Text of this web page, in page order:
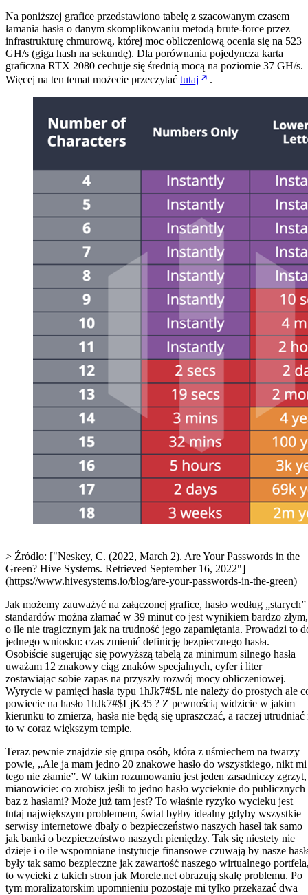
Na poniższej grafice przedstawiono tabelę z szacowanym czasem
łamania hasła o danym skomplikowaniu metodą brute-force przez
infrastrukturę chmurową, której moc obliczeniową ocenia się na 523
GH/s (giga hash na sekundę). Dla porównania pojedyncza karta
graficzna RTX 2080 cechuje się średnią mocą na poziomie 37 GH/s.
Więcej na ten temat możecie przeczytać tutaj .
> Źródło: ["Neskey, C. (2022, March 2). Are Your Passwords in the
Green? Hive Systems. Retrieved September 16, 2022"]
(https://www.hivesystems.io/blog/are-your-passwords-in-the-green)
Jak możemy zauważyć na załączonej grafice, hasło według „starych”
standardów można złamać w 39 minut co jest wynikiem bardzo złym,
o ile nie tragicznym jak na trudność jego zapamiętania. Prowadzi to
jednego wniosku: czas zmienić definicję bezpiecznego hasła.
Osobiście sugerując się powyższą tabelą za minimum silnego hasła
uważam 12 znakowy ciąg znaków specjalnych, cyfer i liter
zostawiając sobie zapas na przyszły rozwój mocy obliczeniowej.
Wyrycie w pamięci hasła typu 1hJk7#$L nie należy do prostych ale
powiecie na hasło 1hJk7#$LjK35 ? Z pewnością widzicie w jakim
kierunku to zmierza, hasła nie będą się upraszczać, a raczej utrudniać
to w coraz większym tempie.
Teraz pewnie znajdzie się grupa osób, która z uśmiechem na twarzy
powie, „Ale ja mam jedno 20 znakowe hasło do wszystkiego, nikt mi
tego nie złamie”. W takim rozumowaniu jest jeden zasadniczy zgrzyt,
mianowicie: co zrobisz jeśli to jedno hasło wycieknie do publicznych
baz z hasłami? Może już tam jest? To właśnie ryzyko wycieku jest
tutaj największym problemem, świat byłby idealny gdyby wszystkie
serwisy internetowe dbały o bezpieczeństwo naszych haseł tak samo
jak banki o bezpieczeństwo naszych pieniędzy. Tak się niestety nie
dzieje i o ile wspomniane instytucje finansowe czuwają by nasze
były tak samo bezpieczne jak zawartość naszego wirtualnego
to wycieki z takich stron jak Morele.net obrazują skalę problemu. Po
tym moralizatorskim upomnieniu pozostaje mi tylko przekazać dwa